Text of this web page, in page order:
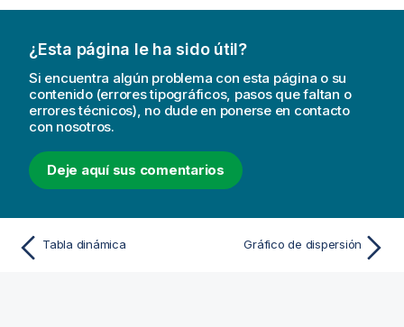
¿Esta página le ha sido útil?
Si encuentra algún problema con esta página o su
contenido (errores tipográficos, pasos que faltan o
errores técnicos), no dude en ponerse en contacto
con nosotros.
Deje aquí sus comentarios
Tabla dinámica Gráfico de dispersión